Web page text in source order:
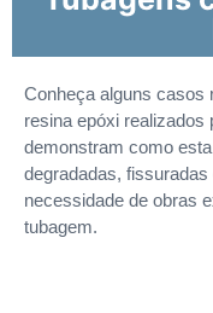
Conheça alguns casos
resina epóxi realizados
demonstram como
degradadas,
necessidade de obras
tubagem.